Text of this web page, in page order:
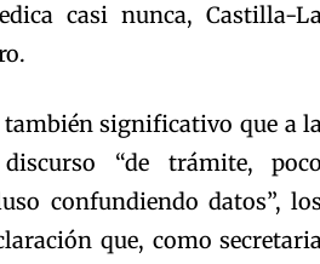
casi nunca, Castilla-
significativo que a
“de trámite,
confundiendo datos”,
que, como